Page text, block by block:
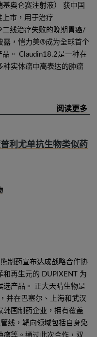
奥仑赛注射液） 获中国
上市，用于治疗
二线治疗失败的晚期胃癌/
露，恺力美®成为全球首个
。 Claudin18.2是一种在
种实体瘤中高表达的肿瘤
利尤单抗生物类似药
制药宣布达成战略合作协
再生元的 DUPIXENT 为
选产品。 正大天晴生物是
并在巴塞尔、上海和武汉
韩国制药企业，拥有覆盖
线，靶向领域包括自身免
瘤等。通过此次合作，双